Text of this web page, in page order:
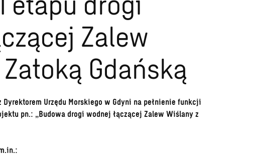
Zalew
Gdańską
Dyrektorem Urzędu Morskiego w Gdyni na pełnienie funkcji
pn.: „Budowa drogi wodnej łączącej Zalew Wiślany z